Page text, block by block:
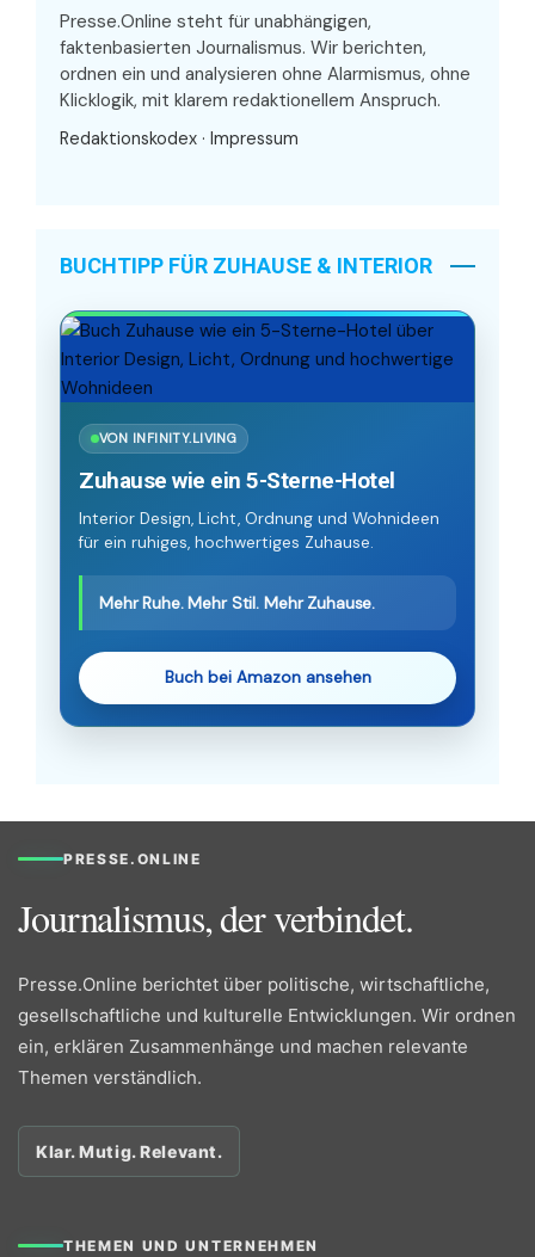
Presse.Online steht für unabhängigen,
faktenbasierten Journalismus. Wir berichten,
ordnen ein und analysieren ohne Alarmismus, ohne
Klicklogik, mit klarem redaktionellem Anspruch.
Redaktionskodex · Impressum
BUCHTIPP FÜR ZUHAUSE & INTERIOR
VON INFINITY.LIVING
Zuhause wie ein 5-Sterne-Hotel
Interior Design, Licht, Ordnung und Wohnideen
für ein ruhiges, hochwertiges Zuhause.
Mehr Ruhe. Mehr Stil. Mehr Zuhause.
Buch bei Amazon ansehen
PRESSE.ONLINE
Journalismus, der verbindet.
Presse.Online berichtet über politische, wirtschaftliche,
gesellschaftliche und kulturelle Entwicklungen. Wir ordnen
ein, erklären Zusammenhänge und machen relevante
Themen verständlich.
Klar. Mutig. Relevant.
THEMEN UND UNTERNEHMEN